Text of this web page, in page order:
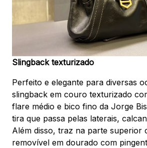
Slingback texturizado
Perfeito e elegante para diversas
slingback em couro texturizado
flare médio e bico fino da Jorge
tira que passa pelas laterais,
Além disso, traz na parte superior
removível em dourado com